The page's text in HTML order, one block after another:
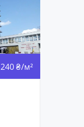
240 ₴/м²